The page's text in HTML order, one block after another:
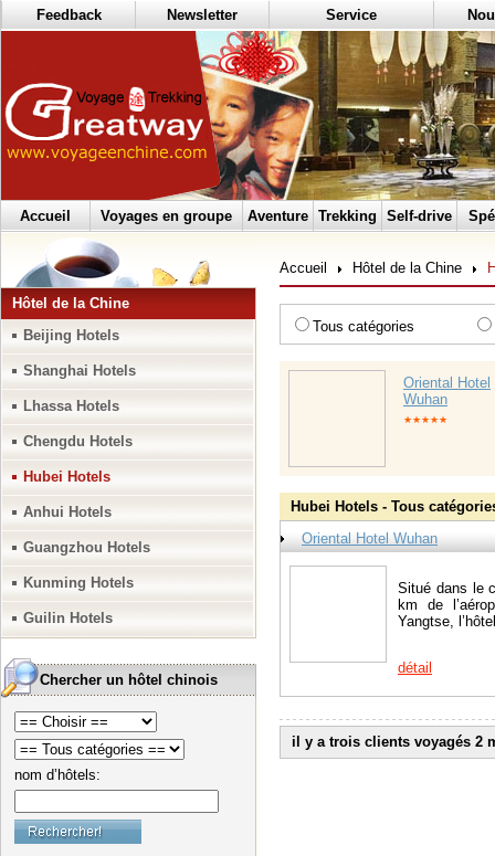
Feedback Newsletter Service
Accueil Voyages en groupe Aventure Trekking Self-drive
Hôtel de la Chine
Beijing Hotels
Shanghai Hotels
Lhassa Hotels
Chengdu Hotels
Hubei Hotels
Anhui Hotels
Guangzhou Hotels
Kunming Hotels
Guilin Hotels
Chercher un hôtel chinois
nom d’hôtels:
Accueil Hôtel de la Chine
Tous catégories
Oriental Hotel
Wuhan
★★★★★
Hubei Hotels - Tous
Oriental Hotel Wuhan
Situé dans le
km de
Yangtse,
détail
il y a trois clients voyagés 2